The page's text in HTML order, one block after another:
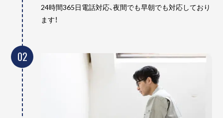
24時間365日電話対応、夜間でも早朝でも対応しており
ます！
02